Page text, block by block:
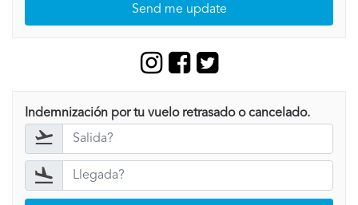
Send me update
Indemnización por tu vuelo retrasado o cancelado.